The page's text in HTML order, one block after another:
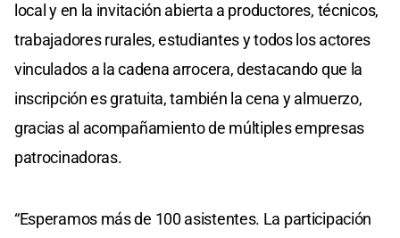
local y en la invitación abierta a productores, técnicos,
trabajadores rurales, estudiantes y todos los actores
vinculados a la cadena arrocera, destacando que la
inscripción es gratuita, también la cena y almuerzo,
gracias al acompañamiento de múltiples empresas
patrocinadoras.
“Esperamos más de 100 asistentes. La participación